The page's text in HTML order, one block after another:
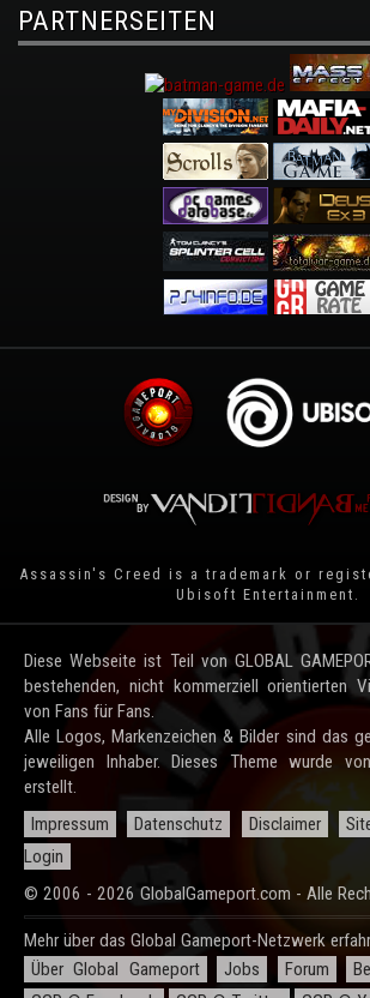
PARTNERSEITEN
Assassin's Creed is a trademark or
Ubisoft Entertainment
Diese Webseite ist Teil von GLOBAL
bestehenden, nicht kommerziell orientierten
von Fans für Fans.
Alle Logos, Markenzeichen & Bilder sind das
jeweiligen Inhaber. Dieses Theme wurde
erstellt.
Impressum
Datenschutz Disclaimer
Login
© 2006 - 2026 GlobalGameport.com - Alle
Mehr über das Global Gameport-Netzwerk
Über Global Gameport
Jobs Forum